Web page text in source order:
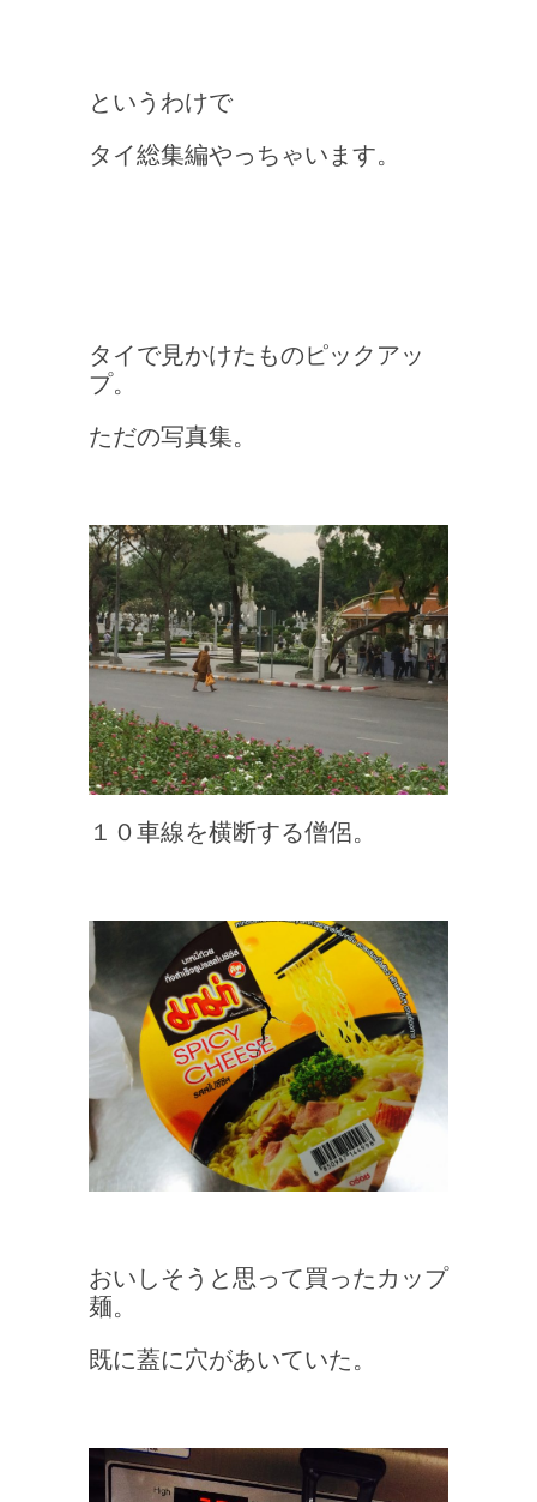
というわけで
タイ総集編やっちゃいます。
タイで見かけたものピックアッ
プ。
ただの写真集。
１０車線を横断する僧侶。
おいしそうと思って買ったカップ
麺。
既に蓋に穴があいていた。